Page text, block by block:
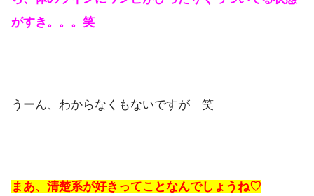
がすき。。。笑
うーん、わからなくもないですが 笑
まあ、清楚系が好きってことなんでしょうね♡